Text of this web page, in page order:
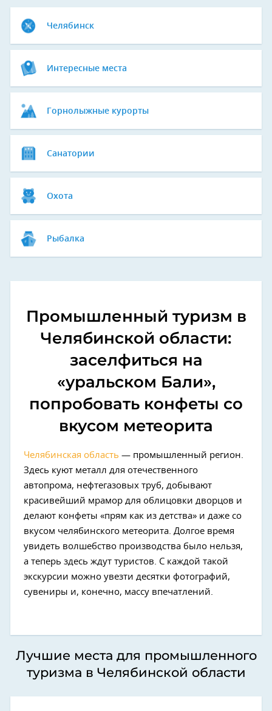
Челябинск
Интересные места
Горнолыжные курорты
Санатории
Охота
Рыбалка
Промышленный туризм в
Челябинской области:
заселфиться на
«уральском Бали»,
попробовать конфеты со
вкусом метеорита
Челябинская область — промышленный регион.
Здесь куют металл для отечественного
автопрома, нефтегазовых труб, добывают
красивейший мрамор для облицовки дворцов и
делают конфеты «прям как из детства» и даже со
вкусом челябинского метеорита. Долгое время
увидеть волшебство производства было нельзя,
а теперь здесь ждут туристов. C каждой такой
экскурсии можно увезти десятки фотографий,
сувениры и, конечно, массу впечатлений.
Лучшие места для промышленного
туризма в Челябинской области